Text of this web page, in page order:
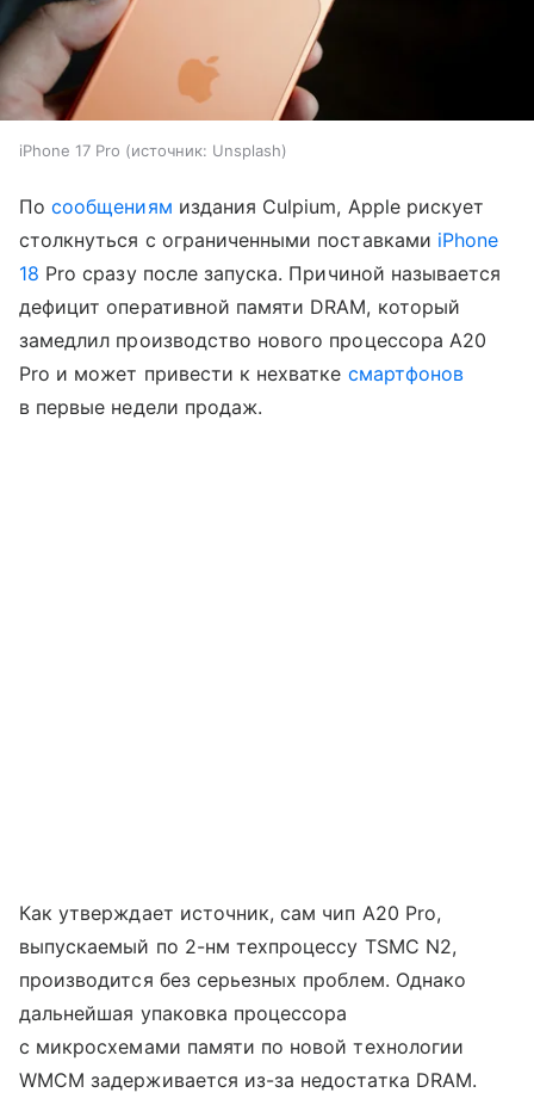
iPhone 17 Pro источник: Unsplash
Посообщениям издания Culpium, Apple рискует
столкнуться с ограниченными поставками iPhone
18 Pro сразу после запуска. Причиной называется
дефицит оперативной памяти DRAM, который
замедлил производство нового процессора A20
Pro и может привести к нехватке смартфонов
в первые недели продаж.
Как утверждает источник, сам чип A20 Pro,
выпускаемый по 2-нм техпроцессу TSMC N2,
производится без серьезных проблем. Однако
дальнейшая упаковка процессора
с микросхемами памяти по новой технологии
WMCM задерживается из-за недостатка DRAM.